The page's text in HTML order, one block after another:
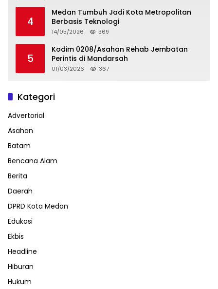
4
Medan Tumbuh Jadi Kota Metropolitan
Berbasis Teknologi
14/05/2026 369
5
Kodim 0208/Asahan Rehab Jembatan
Perintis di Mandarsah
01/03/2026 367
Kategori
Advertorial
Asahan
Batam
Bencana Alam
Berita
Daerah
DPRD Kota Medan
Edukasi
Ekbis
Headline
Hiburan
Hukum